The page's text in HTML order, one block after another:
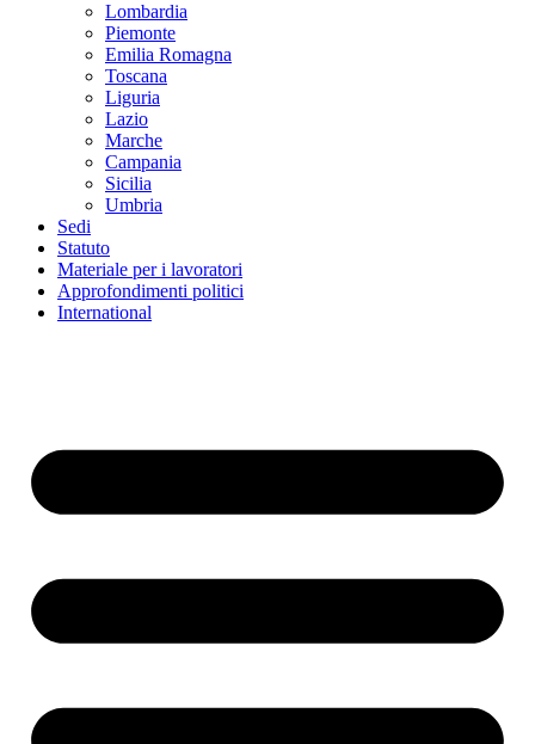
Lombardia
Piemonte
Emilia Romagna
Toscana
Liguria
Lazio
Marche
Campania
Sicilia
Umbria
Sedi
Statuto
Materiale per i lavoratori
Approfondimenti politici
International